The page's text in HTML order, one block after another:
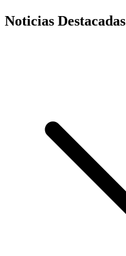
Noticias Destacadas